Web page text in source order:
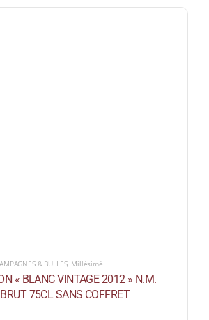
& BULLES, Millésimé
« BLANC VINTAGE 2012 » N.M.
75CL SANS COFFRET